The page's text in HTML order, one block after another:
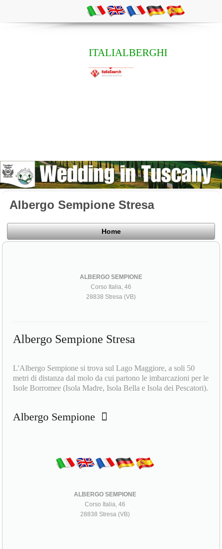
ITALIALBERGHI
Albergo Sempione Stresa
Home
ALBERGO SEMPIONE
Corso Italia, 46
28838 Stresa (VB)
Albergo Sempione Stresa
L'Albergo Sempione si trova sul Lago Maggiore, a soli 50
metri di distanza dal molo da cui partono le imbarcazioni per le
Isole Borromee (Isola Madre, Isola Bella e Isola dei Pescatori).
Albergo Sempione
ALBERGO SEMPIONE
Corso Italia, 46
28838 Stresa (VB)